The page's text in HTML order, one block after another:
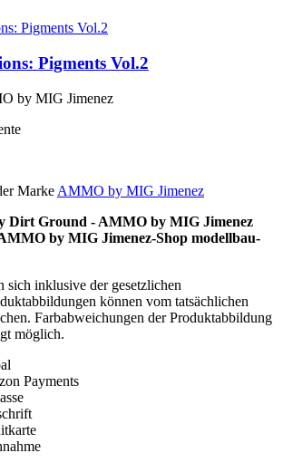
Pigments Vol.2
by MIG Jimenez
Marke AMMO by MIG Jimenez
Dirt Ground - AMMO by MIG Jimenez
by MIG Jimenez-Shop modellbau-
sich inklusive der gesetzlichen
können vom tatsächlichen
Farbabweichungen der Produktabbildung
möglich.